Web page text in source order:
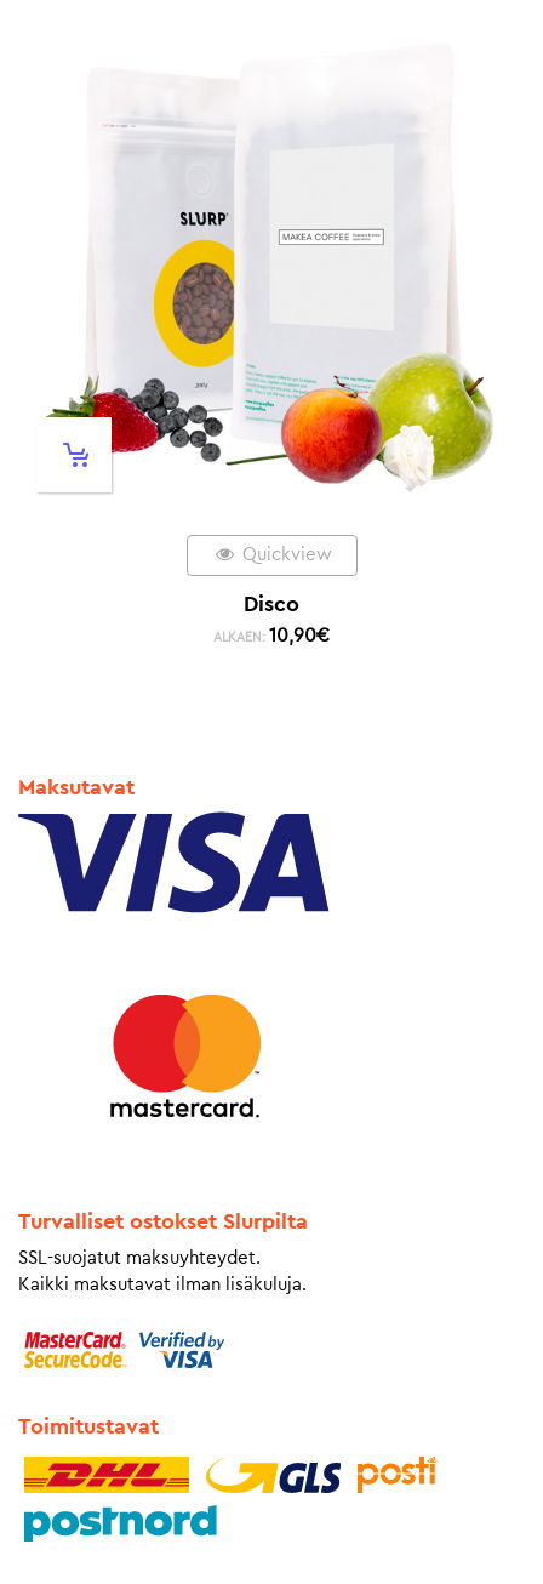
Quickview
Disco
ALKAEN: 10,90€
Maksutavat
Turvalliset ostokset Slurpilta
SSL-suojatut maksuyhteydet.
Kaikki maksutavat ilman lisäkuluja.
Toimitustavat